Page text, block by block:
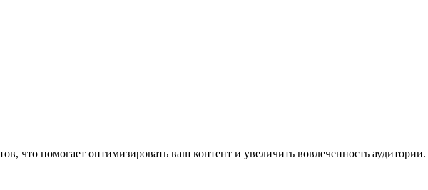
что помогает оптимизировать ваш контент и увеличить вовлеченность аудитории.